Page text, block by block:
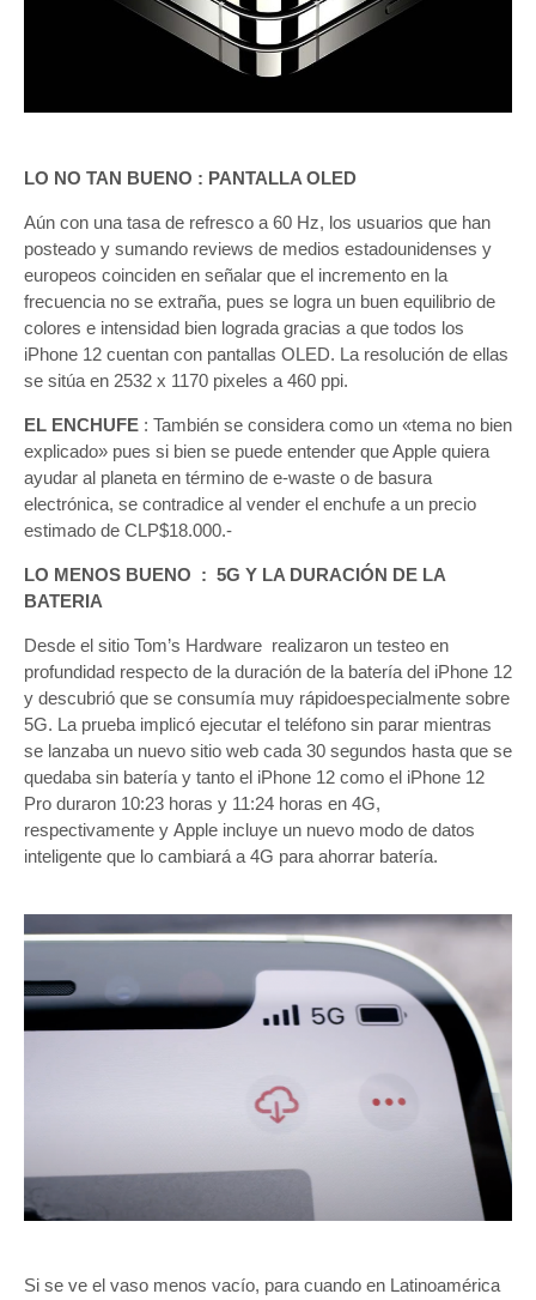
LO NO TAN BUENO : PANTALLA OLED
Aún con una tasa de refresco a 60 Hz, los usuarios que han
posteado y sumando reviews de medios estadounidenses y
europeos coinciden en señalar que el incremento en la
frecuencia no se extraña, pues se logra un buen equilibrio de
colores e intensidad bien lograda gracias a que todos los
iPhone 12 cuentan con pantallas OLED. La resolución de ellas
se sitúa en 2532 x 1170 pixeles a 460 ppi.
EL ENCHUFE : También se considera como un «tema no bien
explicado» pues si bien se puede entender que Apple quiera
ayudar al planeta en término de e-waste o de basura
electrónica, se contradice al vender el enchufe a un precio
estimado de CLP$18.000.-
LO MENOS BUENO : 5G Y LA DURACIÓN DE LA
BATERIA
Desde el sitio Tom’s Hardware realizaron un testeo en
profundidad respecto de la duración de la batería del iPhone 12
y descubrió que se consumía muy rápidoespecialmente sobre
5G. La prueba implicó ejecutar el teléfono sin parar mientras
se lanzaba un nuevo sitio web cada 30 segundos hasta que se
quedaba sin batería y tanto el iPhone 12 como el iPhone 12
Pro duraron 10:23 horas y 11:24 horas en 4G,
respectivamente y Apple incluye un nuevo modo de datos
inteligente que lo cambiará a 4G para ahorrar batería.
Si se ve el vaso menos vacío, para cuando en Latinoamérica